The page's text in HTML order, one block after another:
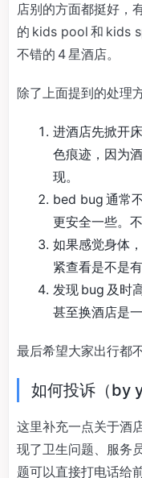
店别的方面都挺好，
的 kids pool 和 kids
不错的 4 星酒店。
除了上面提到的处理
进酒店先掀开
色痕迹，因为
现。
bed bug 通常
更安全一些。
如果感觉身体
紧查看是不是
发现 bug 及时
甚至换酒店是一
最后希望大家出行都
如何投诉（by
这里补充一点关于酒
现了卫生问题、服务
题可以直接打电话给